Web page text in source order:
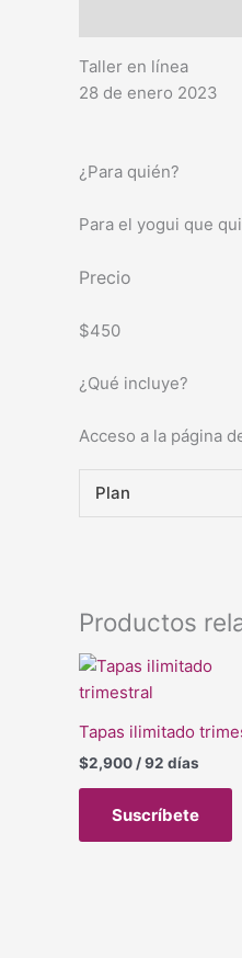
Taller en línea
28 de enero 2023
¿Para quién?
Para el yogui que
Precio
$450
¿Qué incluye?
Acceso a la página
Plan
Productos
Tapas ilimitado
$2,900 / 92 días
Suscríbete